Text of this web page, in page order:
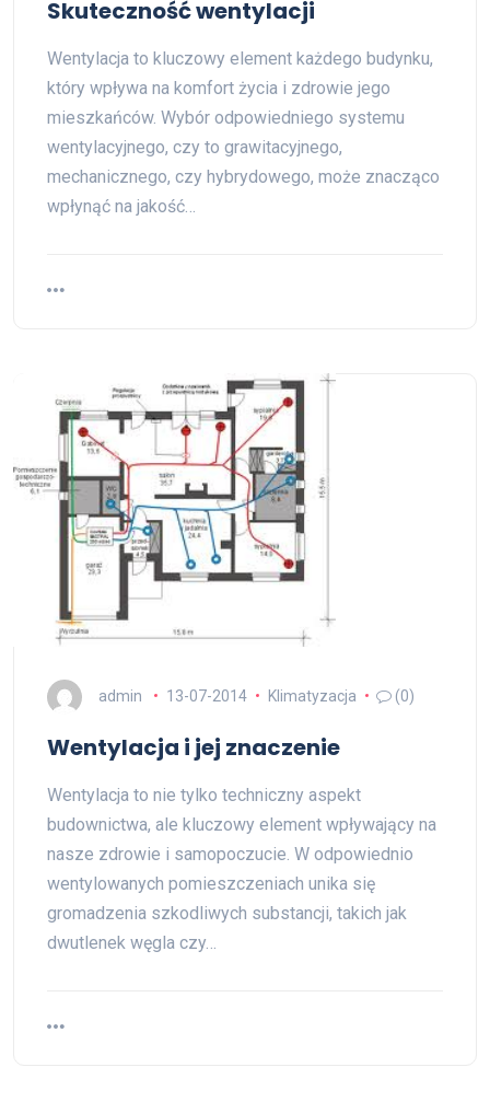
Skuteczność wentylacji
Wentylacja to kluczowy element każdego budynku,
który wpływa na komfort życia i zdrowie jego
mieszkańców. Wybór odpowiedniego systemu
wentylacyjnego, czy to grawitacyjnego,
mechanicznego, czy hybrydowego, może znacząco
wpłynąć na jakość…
admin 13-07-2014 Klimatyzacja (0)
Wentylacja i jej znaczenie
Wentylacja to nie tylko techniczny aspekt
budownictwa, ale kluczowy element wpływający na
nasze zdrowie i samopoczucie. W odpowiednio
wentylowanych pomieszczeniach unika się
gromadzenia szkodliwych substancji, takich jak
dwutlenek węgla czy…